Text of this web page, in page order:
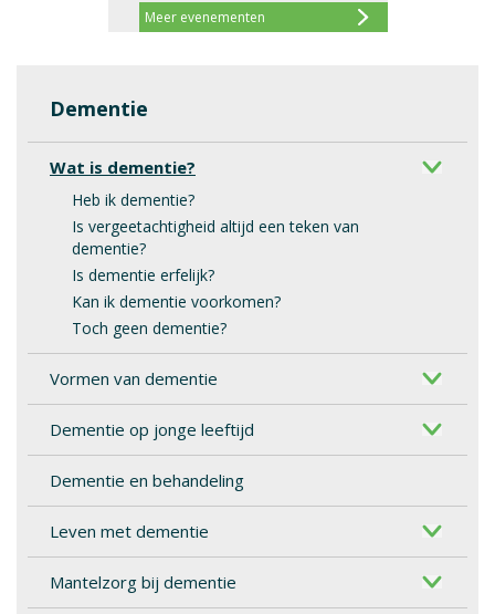
Dementie
Wat is dementie?
Heb ik dementie?
Is vergeetachtigheid altijd een teken van
dementie?
Is dementie erfelijk?
Kan ik dementie voorkomen?
Toch geen dementie?
Vormen van dementie
Dementie op jonge leeftijd
Dementie en behandeling
Leven met dementie
Mantelzorg bij dementie
Meer evenementen